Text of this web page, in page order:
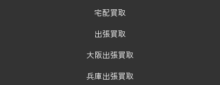
宅配買取
出張買取
大阪出張買取
兵庫出張買取